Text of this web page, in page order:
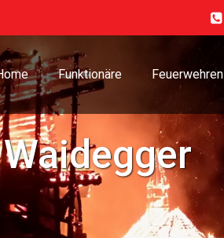
Funktionäre Feuerwehren